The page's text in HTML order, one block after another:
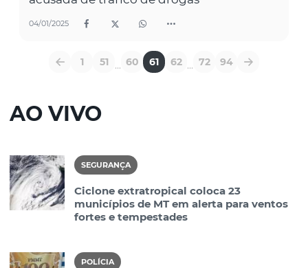
04/01/2025
1 51 ... 60 61 62 ... 72 94
AO VIVO
SEGURANÇA
Ciclone extratropical coloca 23
municípios de MT em alerta para ventos
fortes e tempestades
POLÍCIA